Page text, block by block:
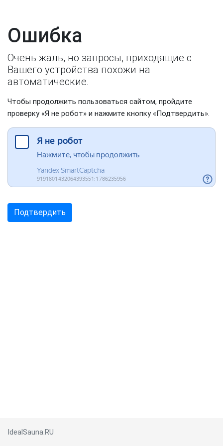
Ошибка
Очень жаль, но запросы, приходящие с
Вашего устройства похожи на
автоматические.
Чтобы продолжить пользоваться сайтом, пройдите
проверку «Я не робот» и нажмите кнопку «Подтвердить».
IdealSauna.RU